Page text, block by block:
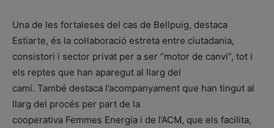
Una de les fortaleses del cas de Bellpuig, destaca
Estiarte, és la col·laboració estreta entre ciutadania,
consistori i sector privat per a ser “motor de canvi”, tot i
els reptes que han aparegut al llarg del
camí. També destaca l’acompanyament que han tingut al
llarg del procés per part de la
cooperativa Femmes Energia i de l’ACM, que els facilita,